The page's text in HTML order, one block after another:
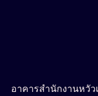
อาคารสำนักงานหวัว